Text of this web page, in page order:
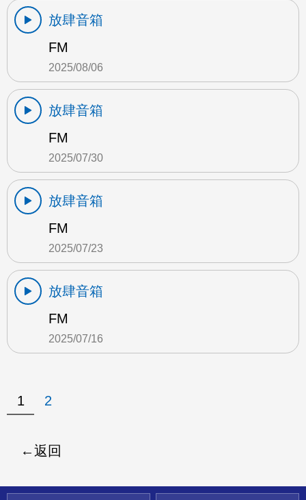
放肆音箱
FM
2025/08/06
放肆音箱
FM
2025/07/30
放肆音箱
FM
2025/07/23
放肆音箱
FM
2025/07/16
1 2
返回